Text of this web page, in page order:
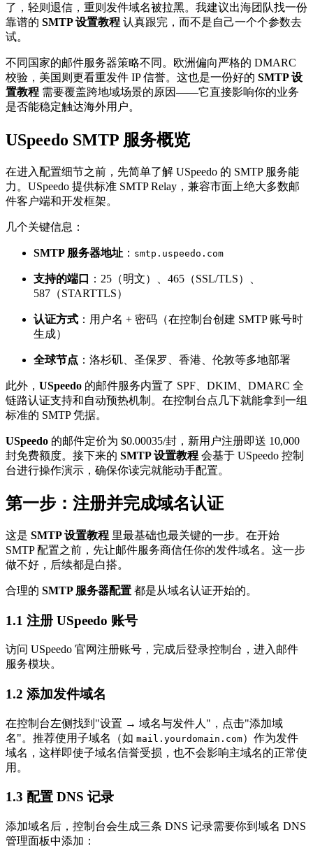
了，轻则退信，重则发件域名被拉黑。我建议出海团队找一份
靠谱的 SMTP 设置教程 认真跟完，而不是自己一个个参数去
试。
不同国家的邮件服务器策略不同。欧洲偏向严格的 DMARC
校验，美国则更看重发件 IP 信誉。这也是一份好的 SMTP 设
置教程 需要覆盖跨地域场景的原因——它直接影响你的业务
是否能稳定触达海外用户。
USpeedo SMTP 服务概览
在进入配置细节之前，先简单了解 USpeedo 的 SMTP 服务能
力。USpeedo 提供标准 SMTP Relay，兼容市面上绝大多数邮
件客户端和开发框架。
几个关键信息：
SMTP 服务器地址 ： smtp.uspeedo.com
支持的端口
：25（明文）、465（SSL/TLS）、
587（STARTTLS）
认证方式 ：用户名 + 密码（在控制台创建 SMTP 账号时
生成）
全球节点 ：洛杉矶、圣保罗、香港、伦敦等多地部署
此外， USpeedo 的邮件服务内置了 SPF、DKIM、DMARC 全
链路认证支持和自动预热机制。在控制台点几下就能拿到一组
标准的 SMTP 凭据。
USpeedo 的邮件定价为 $0.00035/封，新用户注册即送 10,000
封免费额度。接下来的 SMTP 设置教程 会基于 USpeedo 控制
台进行操作演示，确保你读完就能动手配置。
第一步：注册并完成域名认证
这是 SMTP 设置教程 里最基础也最关键的一步。在开始
SMTP 配置之前，先让邮件服务商信任你的发件域名。这一步
做不好，后续都是白搭。
合理的 SMTP 服务器配置 都是从域名认证开始的。
1.1 注册 USpeedo 账号
访问 USpeedo 官网注册账号，完成后登录控制台，进入邮件
服务模块。
1.2 添加发件域名
在控制台左侧找到"设置 → 域名与发件人"，点击"添加域
名"。推荐使用子域名（如 mail.yourdomain.com）作为发件
域名，这样即使子域名信誉受损，也不会影响主域名的正常使
用。
1.3 配置 DNS 记录
添加域名后，控制台会生成三条 DNS 记录需要你到域名 DNS
管理面板中添加：